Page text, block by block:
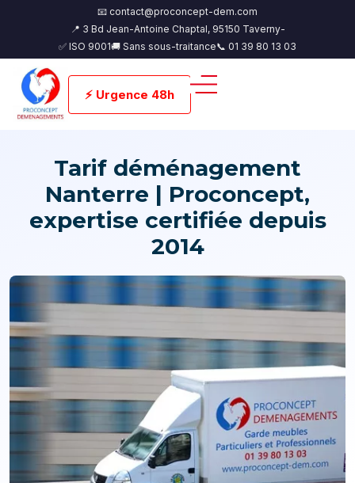
📧 contact@proconcept-dem.com
📍 3 Bd Jean-Antoine Chaptal, 95150 Taverny-
✅ ISO 9001🚚 Sans sous-traitance📞 01 39 80 13 03
⚡ Urgence 48h
Tarif déménagement
Nanterre | Proconcept,
expertise certifiée depuis
2014